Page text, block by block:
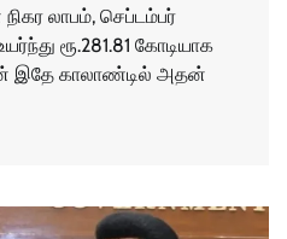
லாபம், செப்டம்பர்
ரூ.281.81 கோடியாக
இதே காலாண்டில் அதன்